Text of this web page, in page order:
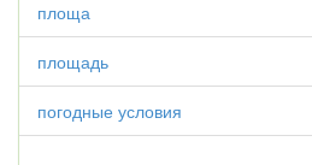
площа
площадь
погодные условия